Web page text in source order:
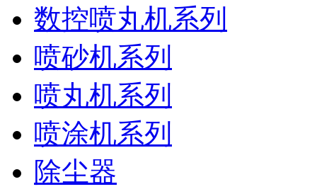
数控喷丸机系列
喷砂机系列
喷丸机系列
喷涂机系列
除尘器